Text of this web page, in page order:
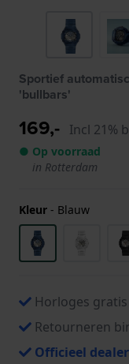
Sportief
'bullbars'
169,- Incl 21%
● Op voorraad
in Rotterdam
Kleur - Blauw
Horloges
Retourneren
Officieel dealer